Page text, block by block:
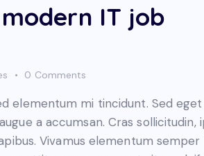
IT job
0 Comments
elementum mi tincidunt. Sed
a accumsan. Cras sollicitudin,
Vivamus elementum semper